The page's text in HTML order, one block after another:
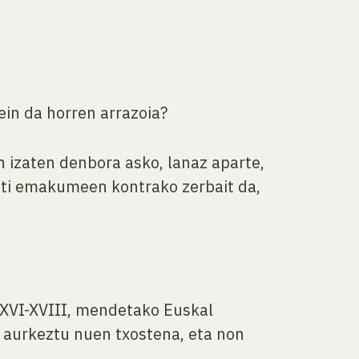
da horren arrazoia?
denbora asko, lanaz aparte,
emakumeen kontrako zerbait da,
XVIII, mendetako Euskal
nuen txostena, eta non